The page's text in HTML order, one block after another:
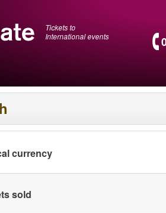
Tickets to
International events
currency
sold